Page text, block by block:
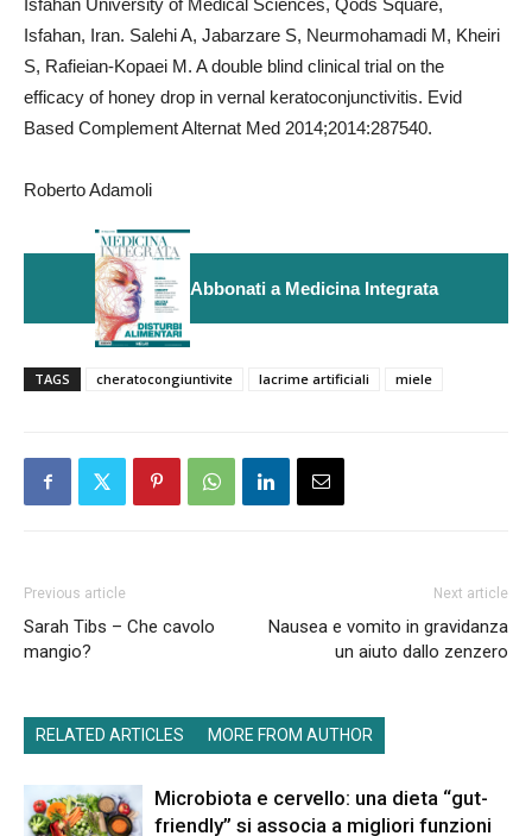
Isfahan University of Medical Sciences, Qods Square,
Isfahan, Iran. Salehi A, Jabarzare S, Neurmohamadi M, Kheiri
S, Rafieian-Kopaei M. A double blind clinical trial on the
efficacy of honey drop in vernal keratoconjunctivitis. Evid
Based Complement Alternat Med 2014;2014:287540.
Roberto Adamoli
Abbonati a Medicina Integrata
TAGS cheratocongiuntivite lacrime artificiali miele
Previous article
Sarah Tibs – Che cavolo
mangio?
Next article
Nausea e vomito in gravidanza
un aiuto dallo zenzero
RELATED ARTICLES MORE FROM AUTHOR
Microbiota e cervello: una dieta “gut-
friendly” si associa a migliori funzioni